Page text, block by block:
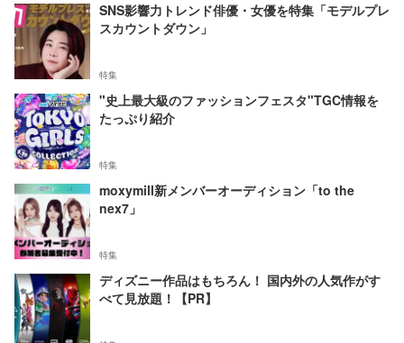
SNS影響力トレンド俳優・女優を特集「モデルプレ
スカウントダウン」
特集
"史上最大級のファッションフェスタ"TGC情報を
たっぷり紹介
特集
moxymill新メンバーオーディション「to the
nex7」
特集
ディズニー作品はもちろん！ 国内外の人気作がす
べて見放題！【PR】